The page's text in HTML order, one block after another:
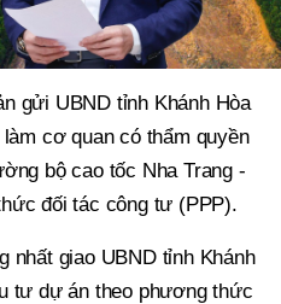
gửi UBND tỉnh Khánh Hòa
cơ quan có thẩm quyền
bộ cao tốc Nha Trang -
đối tác công tư (PPP).
nhất giao UBND tỉnh Khánh
tư dự án theo phương thức